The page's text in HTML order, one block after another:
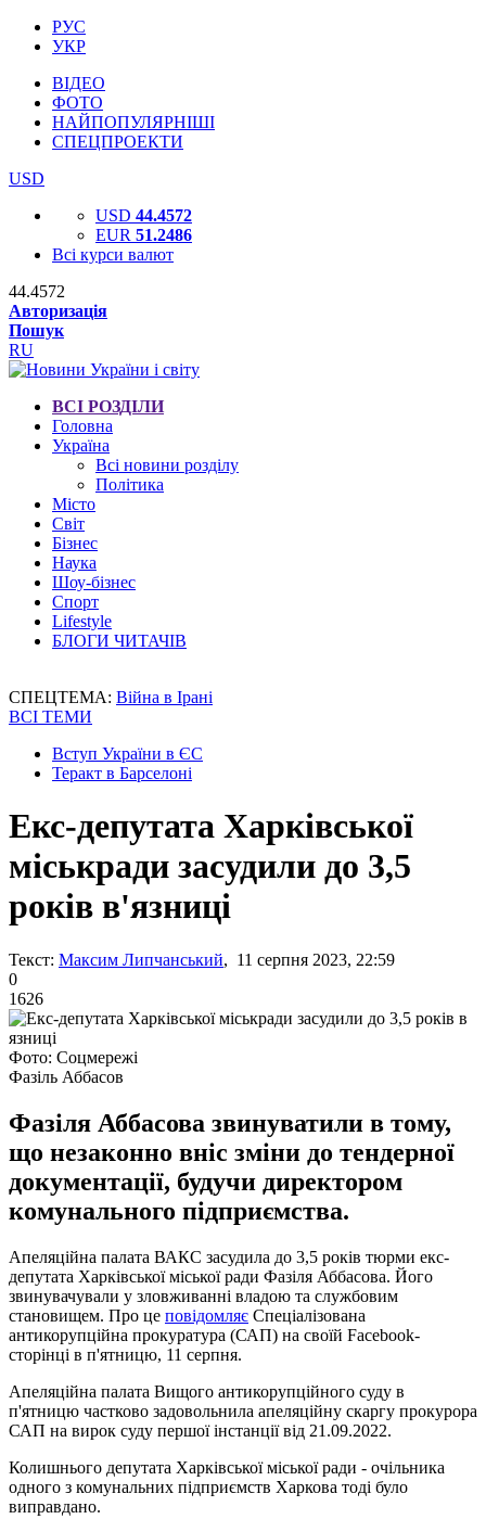
РУС
УКР
ВІДЕО
ФОТО
НАЙПОПУЛЯРНІШІ
СПЕЦПРОЕКТИ
USD
USD 44.4572
EUR 51.2486
Всі курси валют
44.4572
Авторизація
Пошук
RU
ВСІ РОЗДІЛИ
Головна
Україна
Всі новини розділу
Політика
Місто
Світ
Бізнес
Наука
Шоу-бізнес
Спорт
Lifestyle
БЛОГИ ЧИТАЧІВ
СПЕЦТЕМА: Війна в Ірані
ВСІ ТЕМИ
Вступ України в ЄС
Теракт в Барселоні
Екс-депутата Харківської
міськради засудили до 3,5
років в'язниці
Текст: Максим Липчанський, 11 серпня 2023, 22:59
0
1626
Фото: Соцмережі
Фазіль Аббасов
Фазіля Аббасова звинуватили в тому,
що незаконно вніс зміни до тендерної
документації, будучи директором
комунального підприємства.
Апеляційна палата ВАКС засудила до 3,5 років тюрми екс-
депутата Харківської міської ради Фазіля Аббасова. Його
звинувачували у зловживанні владою та службовим
становищем. Про це повідомляє Спеціалізована
антикорупційна прокуратура (САП) на своїй Facebook-
сторінці в п'ятницю, 11 серпня.
Апеляційна палата Вищого антикорупційного суду в
п'ятницю частково задовольнила апеляційну скаргу прокурора
САП на вирок суду першої інстанції від 21.09.2022.
Колишнього депутата Харківської міської ради - очільника
одного з комунальних підприємств Харкова тоді було
виправдано.